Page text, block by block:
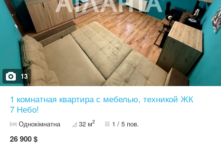
13
1 комнатная квартира с мебелью, техникой ЖК
7 Небо!
Однокімнатна 32 м2 1 / 5 пов.
26 900 $